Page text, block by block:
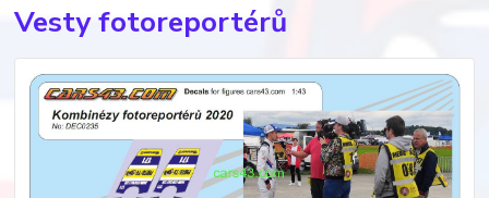
Vesty fotoreportérů